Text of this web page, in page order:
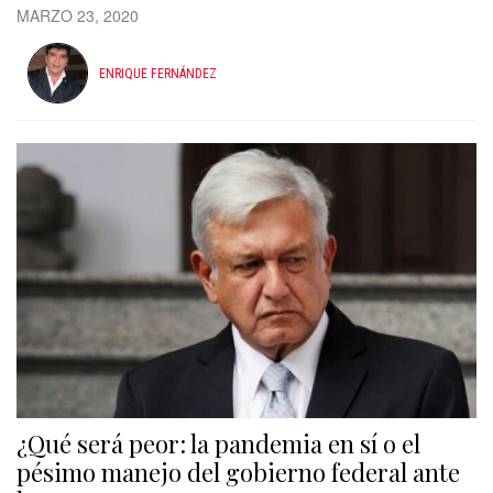
MARZO 23, 2020
ENRIQUE FERNÁNDEZ
¿Qué será peor: la pandemia en sí o el
pésimo manejo del gobierno federal ante